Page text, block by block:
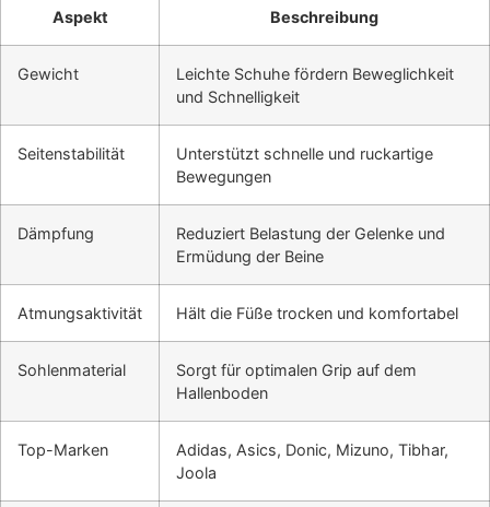
Aspekt Beschreibung
Gewicht
Leichte Schuhe fördern Beweglichkeit
und Schnelligkeit
Seitenstabilität
Unterstützt schnelle und ruckartige
Bewegungen
Dämpfung
Reduziert Belastung der Gelenke und
Ermüdung der Beine
Atmungsaktivität Hält die Füße trocken und komfortabel
Sohlenmaterial
Sorgt für optimalen Grip auf dem
Hallenboden
Top-Marken
Adidas, Asics, Donic, Mizuno, Tibhar,
Joola